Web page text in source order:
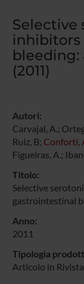
Selective
inhibitors
bleeding:
(2011)
Autori:
Carvajal, A.;
Ruiz, B; Conforti,
Figueiras, A.;
Titolo:
Selective
gastrointestinal
Anno:
2011
Tipologia
Articolo in Rivista